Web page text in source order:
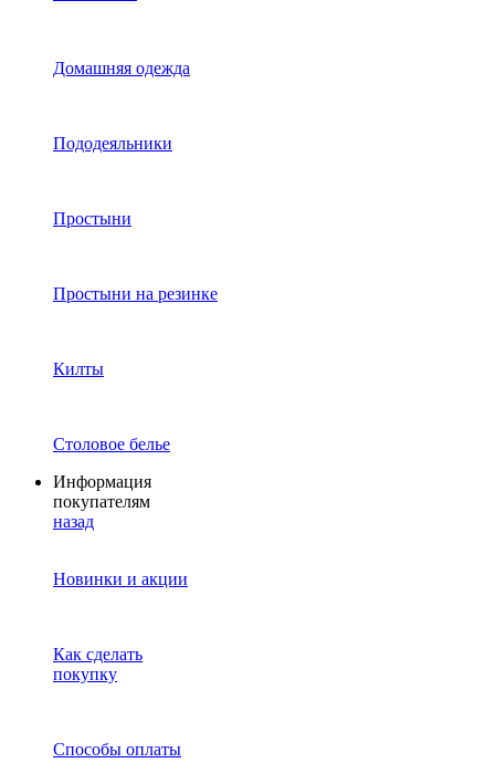
Домашняя одежда
Пододеяльники
Простыни
Простыни на резинке
Килты
Столовое белье
Информация
покупателям
назад
Новинки и акции
Как сделать
покупку
Способы оплаты